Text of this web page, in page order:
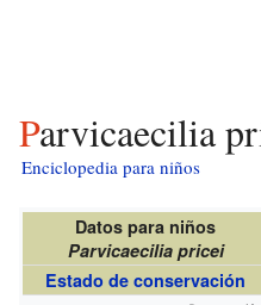
Parvicaecilia
Enciclopedia para niños
Datos para niños
Parvicaecilia pricei
Estado de conservación